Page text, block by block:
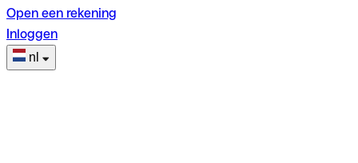
Open een rekening
Inloggen
nl